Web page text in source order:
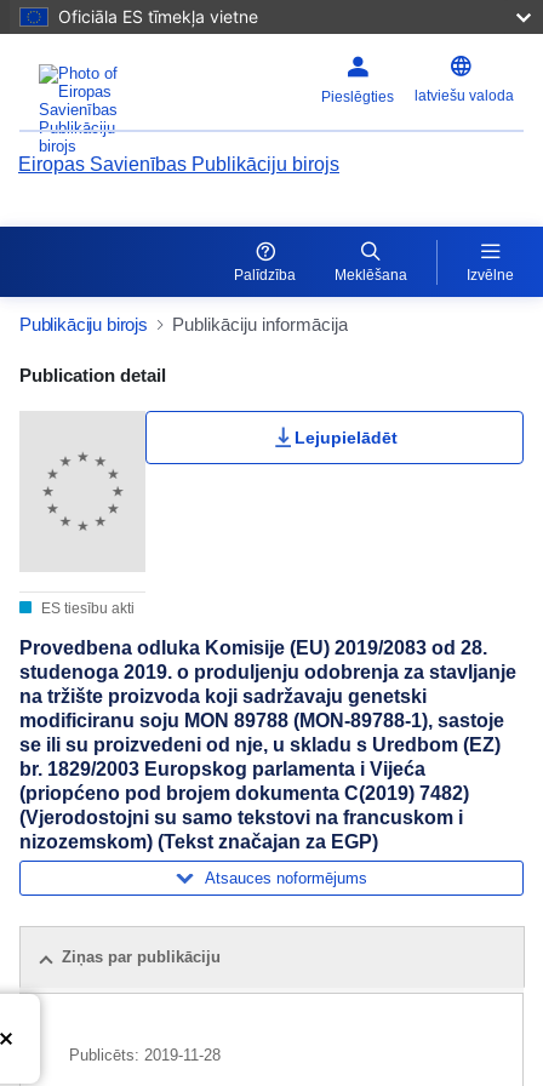
Oficiāla ES tīmekļa vietne
Pieslēgties latviešu valoda
Eiropas Savienības Publikāciju birojs
Palīdzība Meklēšana Izvēlne
Publikāciju birojs Publikāciju informācija
Publication Detail Actions Portlet
Publication detail
ES tiesību akti
Lejupielādēt
Provedbena odluka Komisije (EU) 2019/2083 оd 28.
studenoga 2019. o produljenju odobrenja za stavljanje
na tržište proizvoda koji sadržavaju genetski
modificiranu soju MON 89788 (MON-89788-1), sastoje
se ili su proizvedeni od nje, u skladu s Uredbom (EZ)
br. 1829/2003 Europskog parlamenta i Vijeća
(priopćeno pod brojem dokumenta C(2019) 7482)
(Vjerodostojni su samo tekstovi na francuskom i
nizozemskom) (Tekst značajan za EGP)
Atsauces noformējums
Ziņas par publikāciju
Publicēts: 2019-11-28